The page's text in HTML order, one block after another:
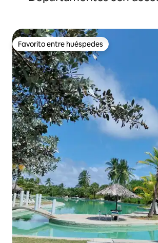
Favorito entre huéspedes
Favorito entre huéspedes